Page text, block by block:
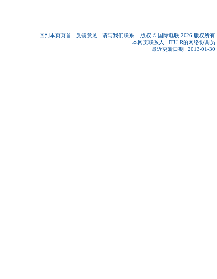
回到本页页首 - 反馈意见 - 请与我们联系 - 版权 © 国际电联 2026 版权所有
本网页联系人 : ITU-R的网络协调员
最近更新日期 : 2013-01-30